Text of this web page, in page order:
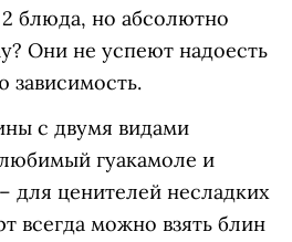
2 блюда, но абсолютно
Они не успеют надоесть
зависимость.
с двумя видами
гуакамоле и
для ценителей несладких
всегда можно взять блин